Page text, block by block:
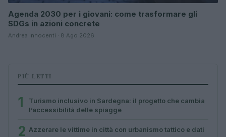
Agenda 2030 per i giovani: come trasformare gli
SDGs in azioni concrete
Andrea Innocenti · 8 Ago 2026
PIÙ LETTI
1
Turismo inclusivo in Sardegna: il progetto che cambia
l’accessibilità delle spiagge
2 Azzerare le vittime in città con urbanismo tattico e dati